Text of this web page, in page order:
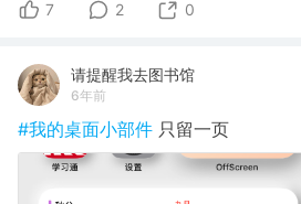
7 2 0
请提醒我去图书馆
6年前
#我的桌面小部件 只留一页